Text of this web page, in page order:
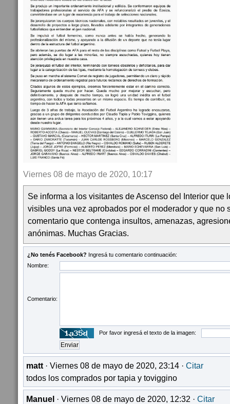
Viernes 08 de mayo de 2020, 10:17
Se informa a los visitantes de Ascenso del Interior que
visibles una vez aprobados por el moderador y que no
comentario que contenga insultos, amenazas,
anónimas. Muchas Gracias.
¿No tenés Facebook? Ingresá tu comentario continuación:
Nombre:
Comentario:
Por favor ingresá el texto de la imagen:
matt · Viernes 08 de mayo de 2020, 23:14 · Citar
todos los comprados por tapia y toviggino
Manuel · Viernes 08 de mayo de 2020, 12:32 · Citar